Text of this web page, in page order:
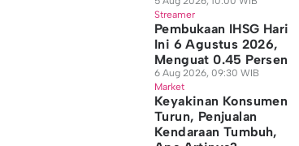
Streamer
Pembukaan IHSG Hari
Ini 6 Agustus 2026,
Menguat 0.45 Persen
6 Aug 2026, 09:30 WIB
Market
Keyakinan Konsumen
Turun, Penjualan
Kendaraan Tumbuh,